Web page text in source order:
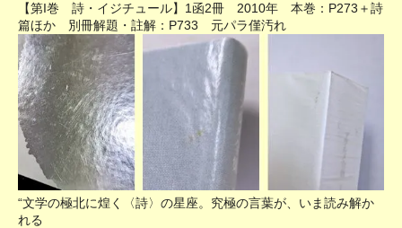
【第I巻 詩・イジチュール】1函2冊 2010年 本巻：P273＋詩
篇ほか 別冊解題・註解：P733 元パラ僅汚れ
“文学の極北に煌く〈詩〉の星座。究極の言葉が、いま読み解か
れる